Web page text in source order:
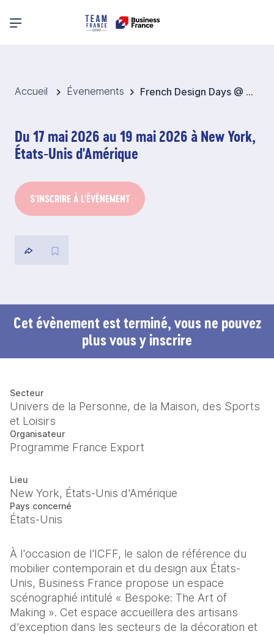
Menu principal
Accueil Évenements French Design Days @ BESPOKE 2026 - Etats-Unis
Du 17 mai 2026 au 19 mai 2026 à New York,
États-Unis d'Amérique
S'INSCRIRE À L'ÉVÉNEMENT
Cet évènement est terminé, vous ne pouvez
plus vous y inscrire
Secteur
Univers de la Personne, de la Maison, des Sports
et Loisirs
Organisateur
Programme France Export
Lieu
New York, États-Unis d'Amérique
Pays concerné
États-Unis
À l'occasion de l'ICFF, le salon de référence du
mobilier contemporain et du design aux États-
Unis, Business France propose un espace
scénographié intitulé « Bespoke: The Art of
Making ». Cet espace accueillera des artisans
d'exception dans les secteurs de la décoration et